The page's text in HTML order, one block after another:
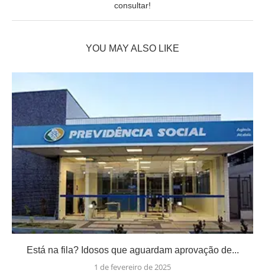
consultar!
YOU MAY ALSO LIKE
Está na fila? Idosos que aguardam aprovação de...
1 de fevereiro de 2025